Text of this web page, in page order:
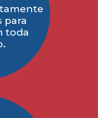
para
toda